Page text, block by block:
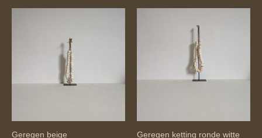
Geregen beige
Geregen ketting ronde witte